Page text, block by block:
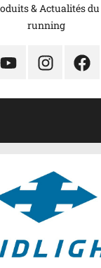
& Actualités
running
ÉlémentÉlément
menu